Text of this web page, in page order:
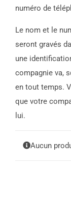
numéro de
Le nom et le
seront gravés
une
compagnie va,
en tout temps.
que votre
lui.
Aucun